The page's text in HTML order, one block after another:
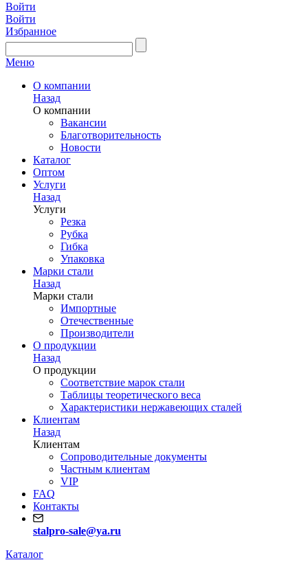
Войти
Войти
Избранное
Меню
О компании
Назад
О компании
Вакансии
Благотворительность
Новости
Каталог
Оптом
Услуги
Назад
Услуги
Резка
Рубка
Гибка
Упаковка
Марки стали
Назад
Марки стали
Импортные
Отечественные
Производители
О продукции
Назад
О продукции
Соответствие марок стали
Таблицы теоретического веса
Характеристики нержавеющих сталей
Клиентам
Назад
Клиентам
Сопроводительные документы
Частным клиентам
VIP
FAQ
Контакты
stalpro-sale@ya.ru
Каталог